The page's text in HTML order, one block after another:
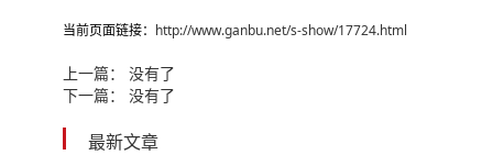
当前页面链接： http://www.ganbu.net/s-show/17724.html
上一篇： 没有了
下一篇： 没有了
最新文章